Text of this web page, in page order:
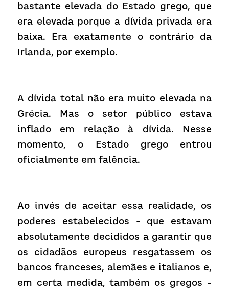
bastante elevada do Estado grego, que
era elevada porque a dívida privada era
baixa. Era exatamente o contrário da
Irlanda, por exemplo.
A dívida total não era muito elevada na
Grécia. Mas o setor público estava
inflado em relação à dívida. Nesse
momento, o Estado grego entrou
oficialmente em falência.
Ao invés de aceitar essa realidade, os
poderes estabelecidos - que estavam
absolutamente decididos a garantir que
os cidadãos europeus resgatassem os
bancos franceses, alemães e italianos e,
em certa medida, também os gregos -